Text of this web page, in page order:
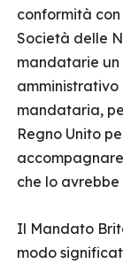
conformità
Società delle
mandatarie un
mandataria,
Regno Unito
che lo
Il Mandato
modo